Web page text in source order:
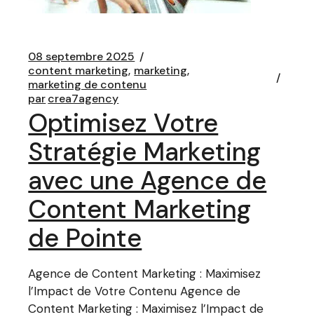
08 septembre 2025
content marketing marketing
marketing de contenu
parcrea7agency
Optimisez Votre
Stratégie Marketing
avec une Agence de
Content Marketing
de Pointe
Agence de Content Marketing : Maximisez
l’Impact de Votre Contenu Agence de
Content Marketing : Maximisez l’Impact de